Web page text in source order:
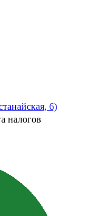
6)
налогов